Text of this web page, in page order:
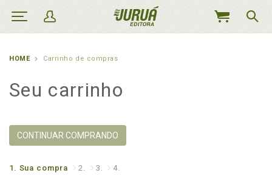
MEU
HOME Carrinho de compras
Seu carrinho
CONTINUAR COMPRANDO
1. Sua compra 2. 3. 4.